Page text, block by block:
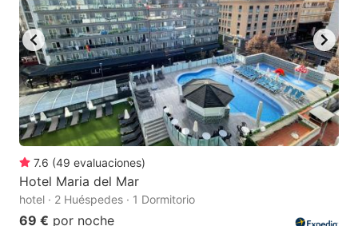
7.6 (49 evaluaciones)
Hotel Maria del Mar
hotel · 2 Huéspedes · 1 Dormitorio
69 € por noche